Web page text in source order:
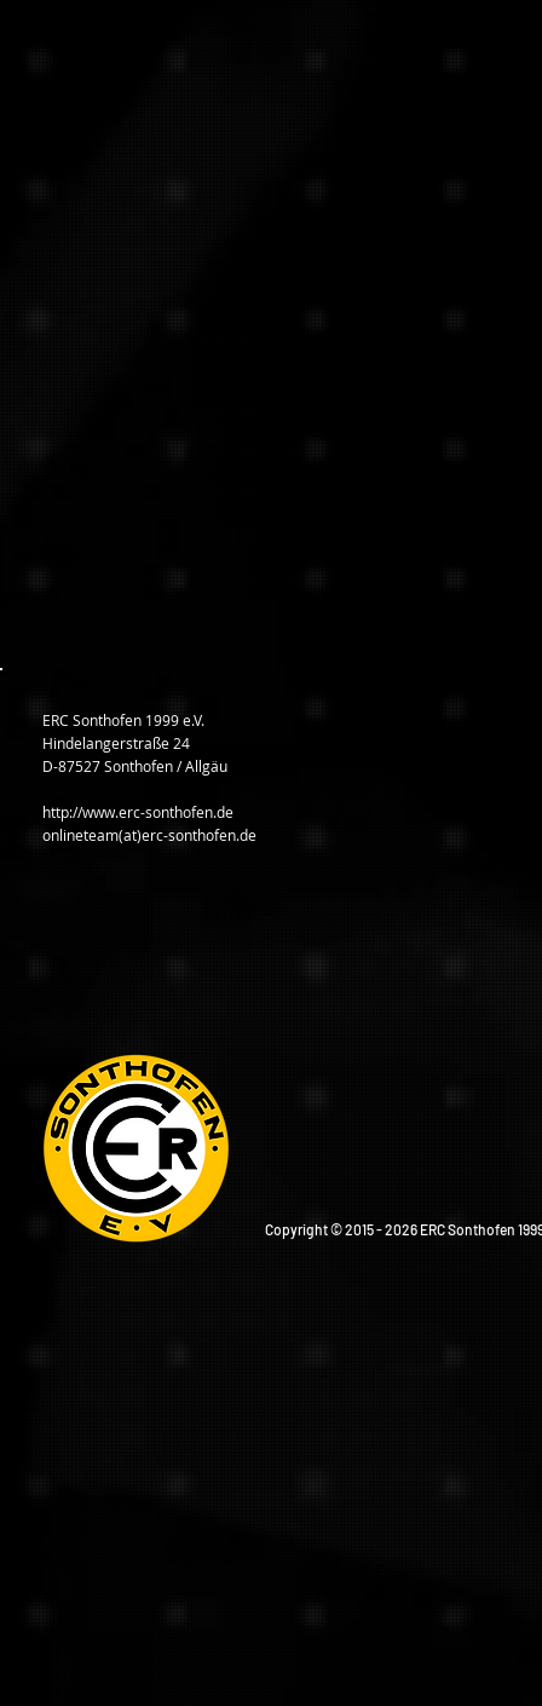
ERC Sonthofen 1999 e.V.
Hindelangerstraße 24
D-87527 Sonthofen / Allgäu
http://www.erc-sonthofen.de
onlineteam(at)erc-sonthofen.de
Copyright © 2015 - 2026 ERC Sonthofen